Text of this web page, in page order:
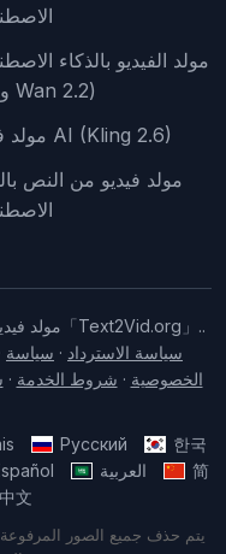
مولد الفيديو بالذكاء
(وضع Wan 2.2)
مولد فيديو AI (Kling 2.6)
مولد فيديو من النص
© 2025 مولد فيديو بالذكاء الاصطناعي عبر الإنترنت「Text2Vid.org」..
سياسة الاسترداد · سياسة
الخصوصية · شروط الخدمة ·
Русский
한국
العربية
简
文